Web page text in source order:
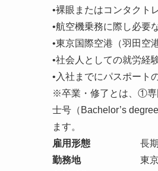
•裸眼またはコンタクト
•航空機乗務に際し必要
•東京国際空港（羽田空
•社会人としての就労経
•入社までにパスポート
※卒業・修了とは、①専
士号（Bachelor’s
ます。
雇用形態 長期社員
勤務地東京（羽